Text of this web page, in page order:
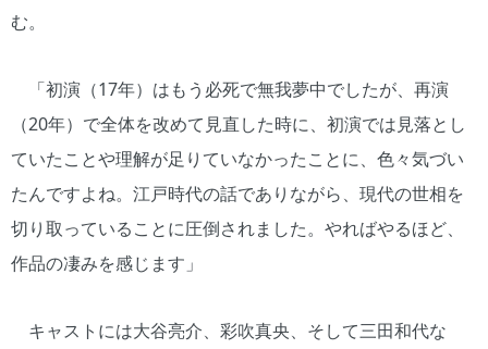
む。
「初演（17年）はもう必死で無我夢中でしたが、再演
（20年）で全体を改めて見直した時に、初演では見落とし
ていたことや理解が足りていなかったことに、色々気づい
たんですよね。江戸時代の話でありながら、現代の世相を
切り取っていることに圧倒されました。やればやるほど、
作品の凄みを感じます」
キャストには大谷亮介、彩吹真央、そして三田和代な